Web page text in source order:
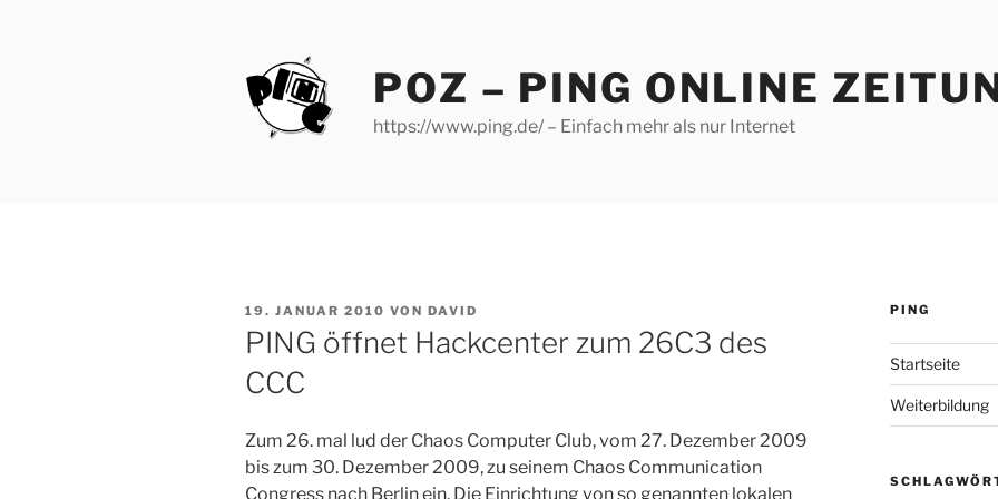
POZ – PING ONLINE
https://www.ping.de/ – Einfach mehr als nur Internet
VERÖFFENTLICHT
AM
19. JANUAR 2010 VON DAVID
PING öffnet Hackcenter zum 26C3 des
CCC
Zum 26. mal lud der Chaos Computer Club, vom 27. Dezember 2009
bis zum 30. Dezember 2009, zu seinem Chaos Communication
Congress nach Berlin ein. Die Einrichtung von so genannten lokalen
PING
Startseite
Weiterbildung